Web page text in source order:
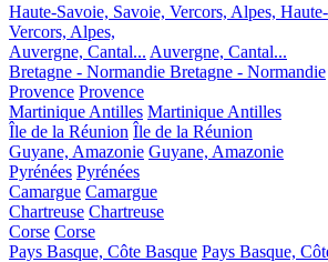
Haute-Savoie, Savoie, Vercors, Alpes,
Vercors, Alpes,
Auvergne, Cantal... Auvergne, Cantal...
Bretagne - Normandie Bretagne - Normandie
Provence Provence
Martinique Antilles Martinique Antilles
Île de la Réunion Île de la Réunion
Guyane, Amazonie Guyane, Amazonie
Pyrénées Pyrénées
Camargue Camargue
Chartreuse Chartreuse
Corse Corse
Pays Basque, Côte Basque Pays Basque,